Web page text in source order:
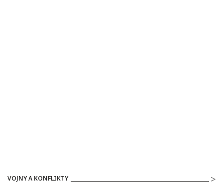
VOJNY A KONFLIKTY